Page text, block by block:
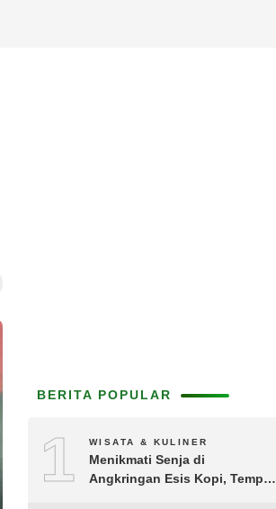
BERITA POPULAR
1 WISATA & KULINER
Menikmati Senja di
Angkringan Esis Kopi, Tempat